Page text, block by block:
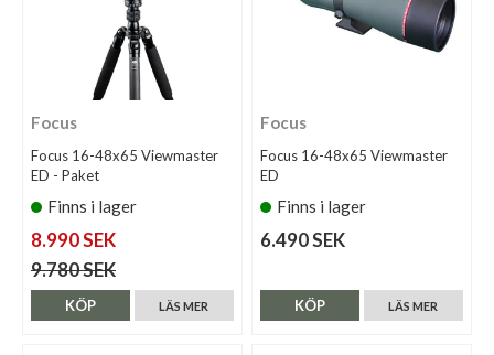
Focus
Focus 16-48x65 Viewmaster
ED - Paket
Finns i lager
8.990 SEK
9.780 SEK
LÄS MER
KÖP
Focus
Focus 16-48x65 Viewmaster
ED
Finns i lager
6.490 SEK
LÄS MER
KÖP